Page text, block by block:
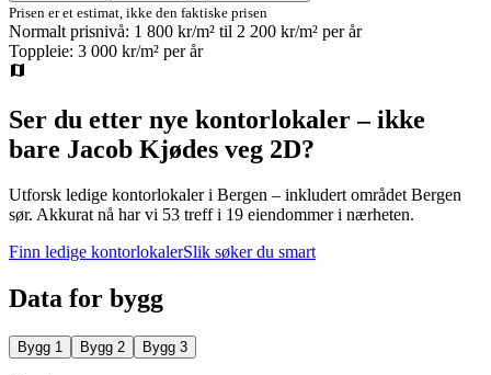
Prisen er et estimat, ikke den faktiske prisen
Normalt prisnivå: 1 800 kr/m² til 2 200 kr/m² per år
Toppleie: 3 000 kr/m² per år
Ser du etter nye kontorlokaler – ikke
bare Jacob Kjødes veg 2D?
Utforsk ledige kontorlokaler i Bergen – inkludert området Bergen
sør. Akkurat nå har vi 53 treff i 19 eiendommer i nærheten.
Finn ledige kontorlokalerSlik søker du smart
Data for bygg
Bygg 1 Bygg 2 Bygg 3